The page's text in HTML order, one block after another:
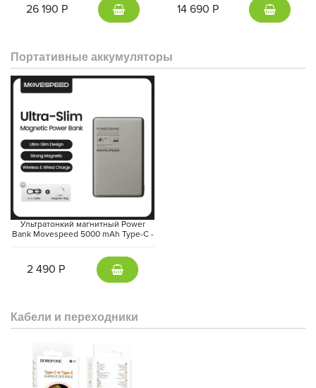
26 190 Р 14 690 Р
Портативные аккумуляторы
Ультратонкий магнитный Power
Bank Movespeed 5000 mAh Type-C -
2 490 Р
Кабели и переходники